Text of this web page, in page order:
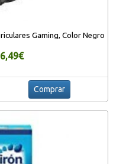
Gaming, Color Negro
Comprar